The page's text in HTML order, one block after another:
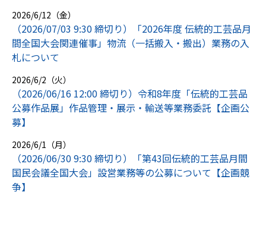
2026/6/12（金）
（2026/07/03 9:30 締切り）「2026年度 伝統的工芸品月
間全国大会関連催事」物流（一括搬入・搬出）業務の入
札について
2026/6/2（火）
（2026/06/16 12:00 締切り）令和8年度「伝統的工芸品
公募作品展」作品管理・展示・輸送等業務委託【企画公
募】
2026/6/1（月）
（2026/06/30 9:30 締切り）「第43回伝統的工芸品月間
国民会議全国大会」設営業務等の公募について【企画競
争】